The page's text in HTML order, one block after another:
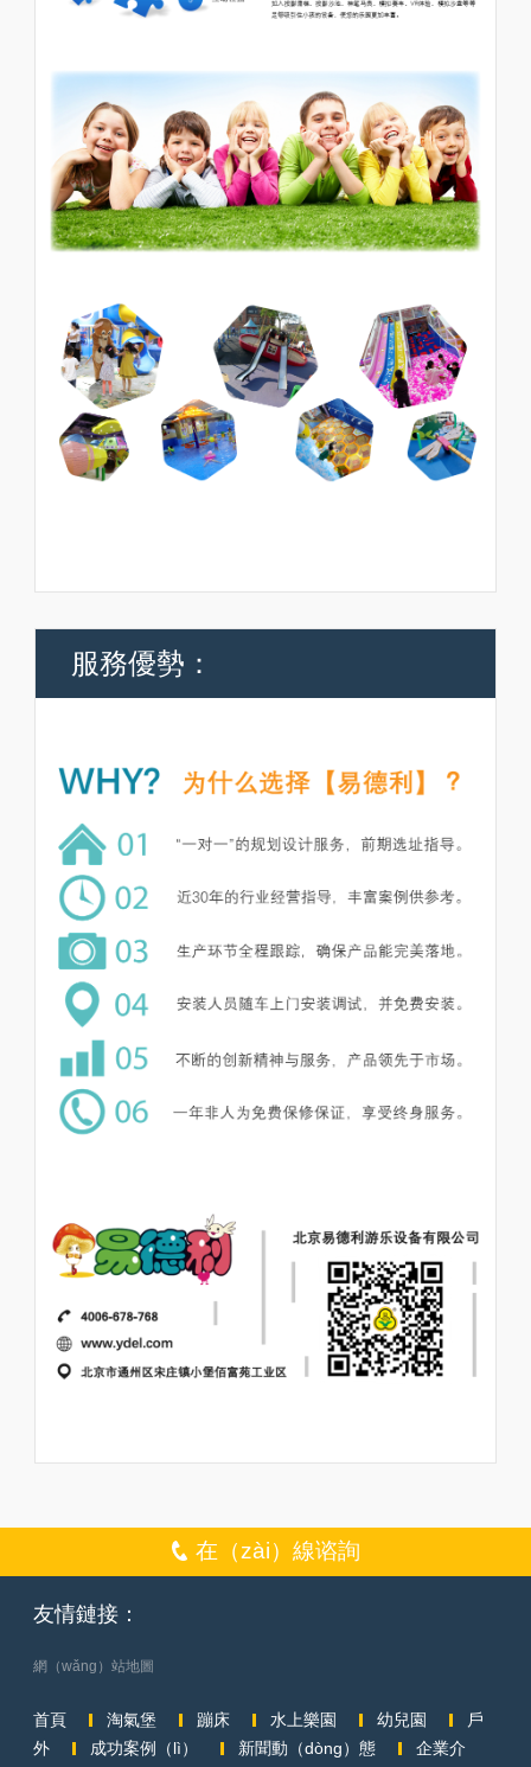
服務優勢：
在（zài）線谘詢
友情鏈接：
網（wǎng）站地圖
首頁 淘氣堡 蹦床 水上樂園 幼兒園
戶
外
成功案例（lì） 新聞動（dòng）態
企業介